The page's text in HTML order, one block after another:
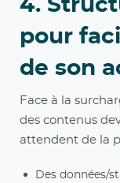
4.
pour
de son
Face à la
des contenus
attendent de la
Des données/